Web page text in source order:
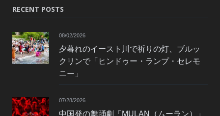
RECENT POSTS
08/02/2026
夕暮れのイースト川で祈りの灯、ブルッ
クリンで「ヒンドゥー・ランプ・セレモ
ニー」
07/28/2026
中国発の舞踊劇「MULAN（ムーラン）」